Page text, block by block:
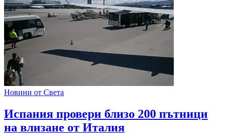
Новини от Света
Испания провери близо 200 пътници
на влизане от Италия